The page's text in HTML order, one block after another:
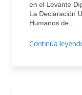
en el Levante
La Declaración
Humanos de...
Continúa